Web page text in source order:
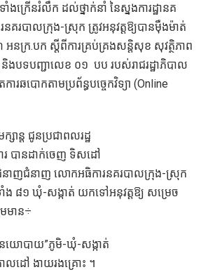
ងក្រើនរំលឹក ដល់ថ្នាក់នាំ នៃស្នងការដ្ឋានគ
គរបាលក្រុង-ស្រុក ត្រូវអនុវត្តឱ្យបានម៉ឺងម៉ាត់
នក្រ.បក ស្តីពីការគ្រប់គ្រងសន្ដិសុខ សុវត្ថិភាព
ងបទបញ្ជាលេខ ០១ បប របស់រាជរដ្ឋាភិបាល
ារឆបោកតាមប្រព័ន្ធបច្ចេកវិទ្យា (Online
សាន្ត ជូនប្រជាពលរដ្ឋ
រ បានដាក់ចេញ ទិសដៅ
ញជំនាញ លោកអធិការនគរបាលក្រុង-ស្រុក
ង ៨១ ឃុំ-សង្កាត់ យកទៅអនុវត្តឱ្យ សម្រេច
មមាន÷
លនយោបាយ”ភូមិ-ឃុំ-សង្កាត់
ោលដៅ ងាយរងគ្រោះ ។